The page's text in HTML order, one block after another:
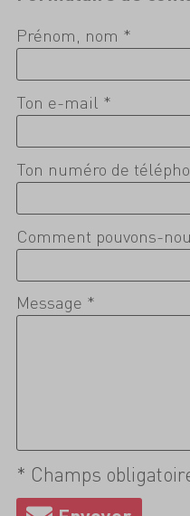
Prénom, nom *
Ton e-mail *
Ton numéro de
Comment pouvons-
Message *
* Champs